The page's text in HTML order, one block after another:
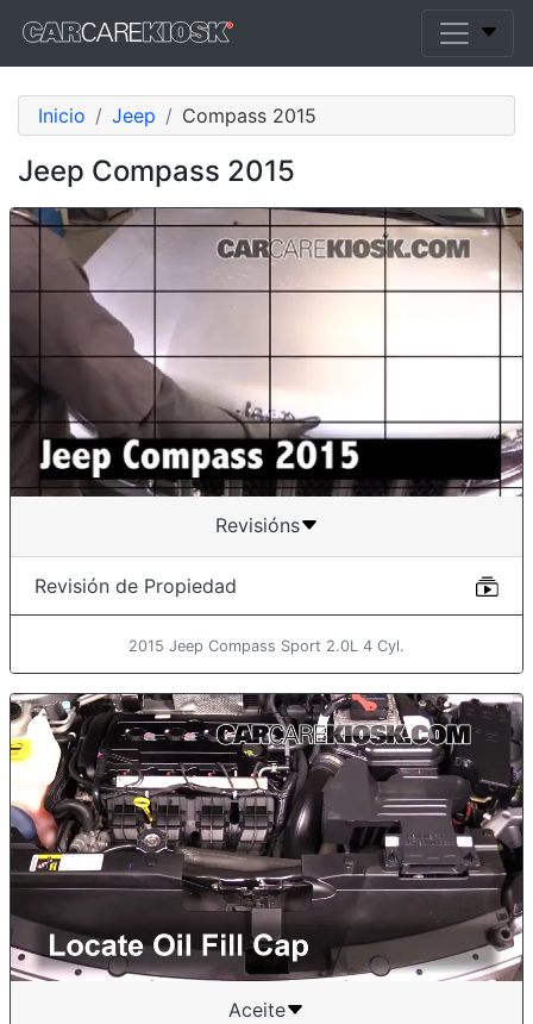
Inicio Jeep Compass 2015
Jeep Compass 2015
Revisións
Revisión de Propiedad
2015 Jeep Compass Sport 2.0L 4 Cyl.
Aceite